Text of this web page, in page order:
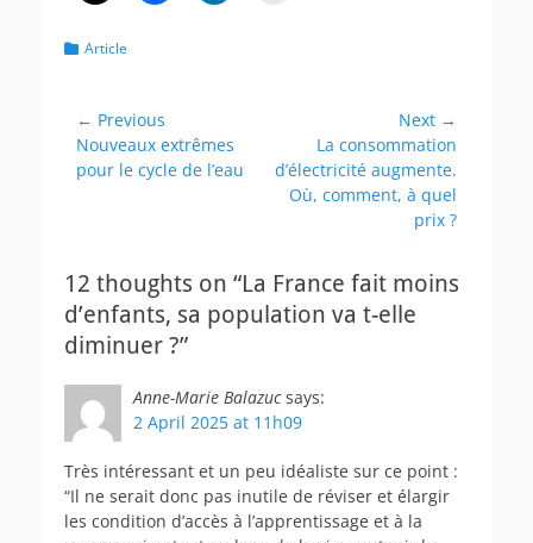
Categories
Article
Post
navigation
← Previous
Previous
post:
Nouveaux extrêmes
pour le cycle de l’eau
Next →
post:
La consommation
d’électricité augmente.
Où, comment, à quel
prix ?
12 thoughts on “La France fait moins
d’enfants, sa population va t-elle
diminuer ?”
Anne-Marie Balazuc says:
2 April 2025 at 11h09
Très intéressant et un peu idéaliste sur ce point :
“Il ne serait donc pas inutile de réviser et élargir
les condition d’accès à l’apprentissage et à la